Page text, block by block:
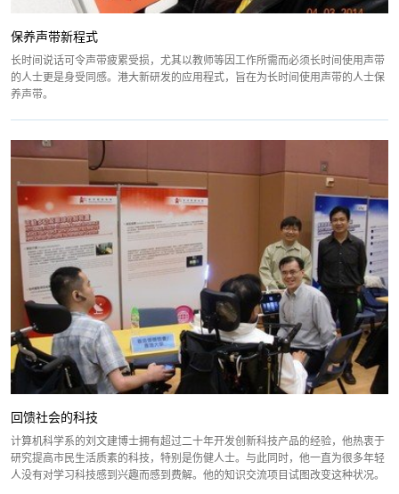
保养声带新程式
长时间说话可令声带疲累受损，尤其以教师等因工作所需而必须长时间使用声带
的人士更是身受同感。港大新研发的应用程式，旨在为长时间使用声带的人士保
养声带。
回馈社会的科技
计算机科学系的刘文建博士拥有超过二十年开发创新科技产品的经验，他热衷于
研究提高市民生活质素的科技，特别是伤健人士。与此同时，他一直为很多年轻
人没有对学习科技感到兴趣而感到费解。他的知识交流项目试图改变这种状况。